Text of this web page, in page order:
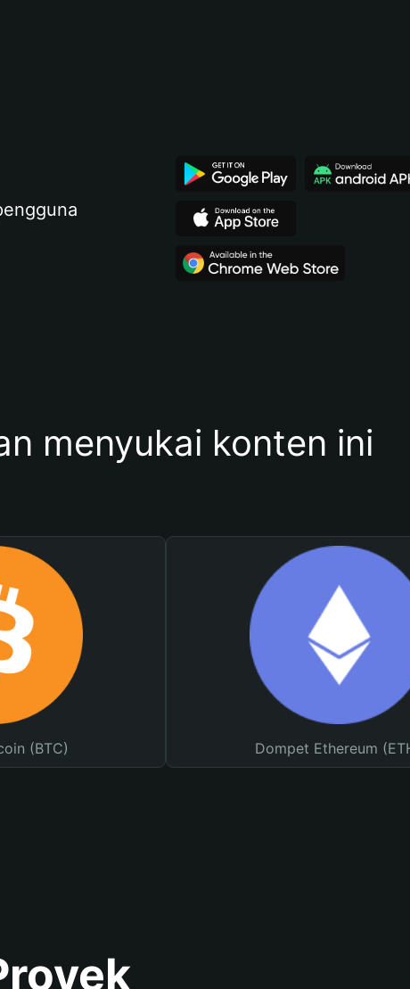
menyukai konten ini
(BTC) Dompet Ethereum